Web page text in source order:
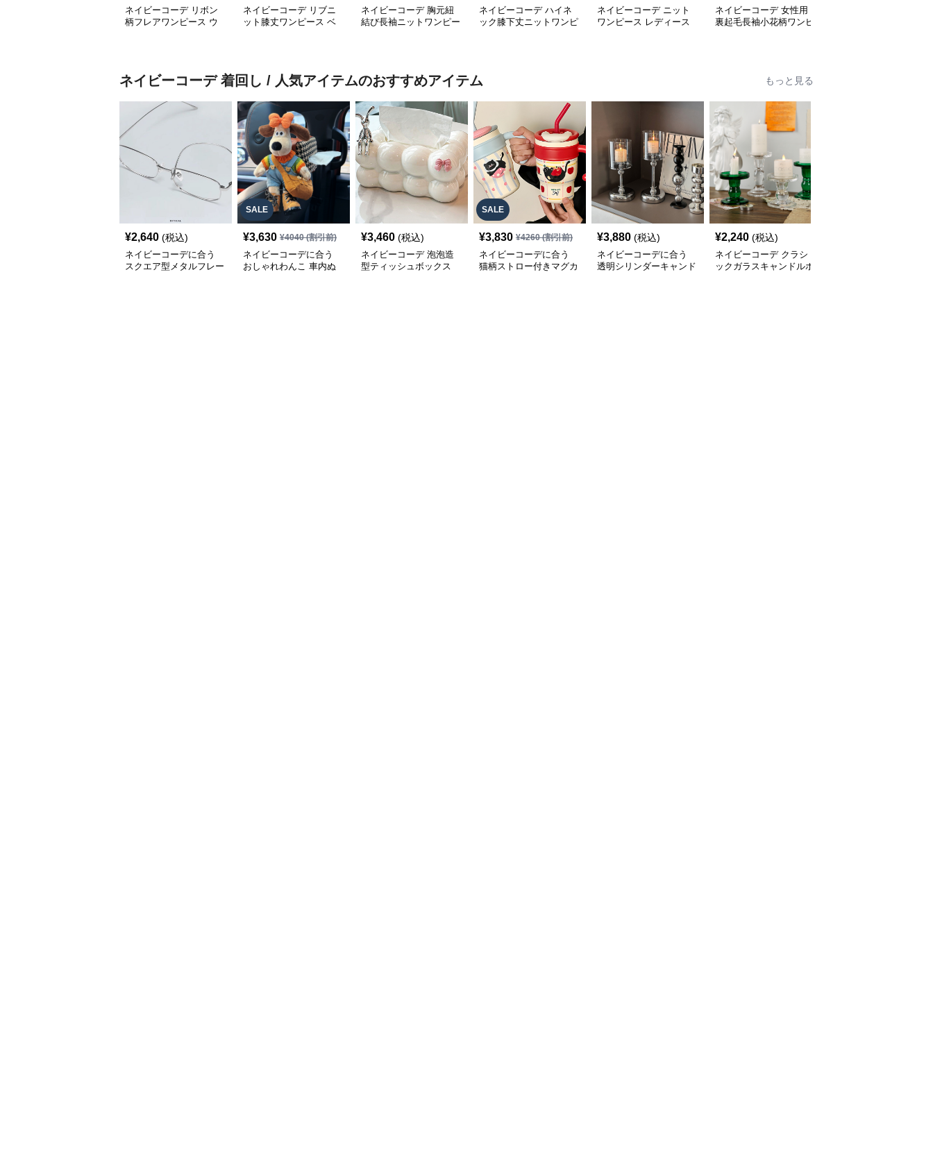
ネイビーコーデ リボン
柄フレアワンピース ウ
ネイビーコーデ リブニ
ット膝丈ワンピース ベ
ネイビーコーデ 胸元紐
結び長袖ニットワンピー
ネイビーコーデ ハイネ
ック膝下丈ニットワンピ
ネイビーコーデ ニット
ワンピース レディース
ネイビーコーデ 女性用
裏起毛長袖小花柄ワンピ
ネイビーコーデ 着回し / 人気アイテムのおすすめアイテム もっと見る
¥2,640 (税込)
ネイビーコーデに合う
スクエア型メタルフレー
SALE
¥3,630 ¥4040(割引前)
ネイビーコーデに合う
おしゃれわんこ 車内ぬ
¥3,460 (税込)
ネイビーコーデ 泡泡造
型ティッシュボックス
SALE
¥3,830 ¥4260(割引前)
ネイビーコーデに合う
猫柄ストロー付きマグカ
¥3,880 (税込)
ネイビーコーデに合う
透明シリンダーキャンド
¥2,240 (税込)
ネイビーコーデ クラシ
ックガラスキャンドルホ